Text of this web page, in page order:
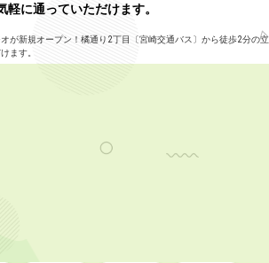
軽に通っていただけます。